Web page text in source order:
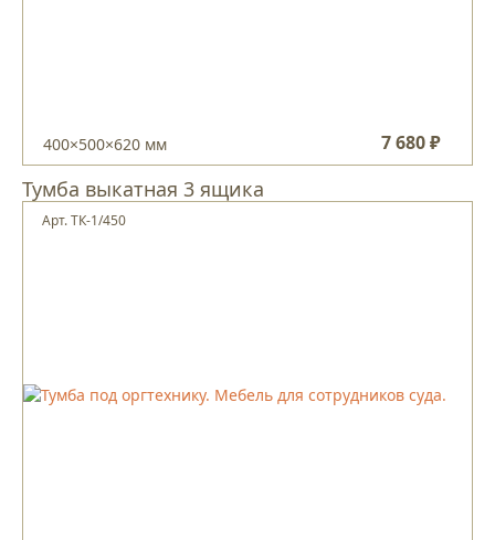
400×500×620 мм 7 680 ₽
Тумба выкатная 3 ящика
Арт. ТК-1/450